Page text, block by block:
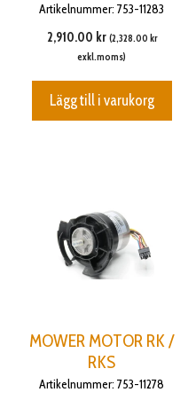
Artikelnummer: 753-11283
2,910.00 kr (2,328.00 kr
exkl.moms)
Lägg till i varukorg
MOWER MOTOR RK /
RKS
Artikelnummer: 753-11278